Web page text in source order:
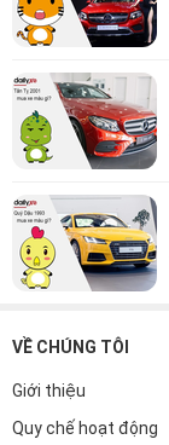
VỀ CHÚNG TÔI
Giới thiệu
Quy chế hoạt động